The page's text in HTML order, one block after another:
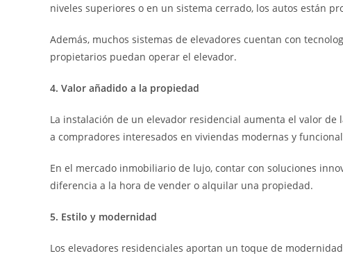
niveles superiores o en un sistema cerrado, los autos están
Además, muchos sistemas de elevadores cuentan con
propietarios puedan operar el elevador.
4. Valor añadido a la propiedad
La instalación de un elevador residencial aumenta el valor
a compradores interesados en viviendas modernas y
En el mercado inmobiliario de lujo, contar con soluciones
diferencia a la hora de vender o alquilar una propiedad.
5. Estilo y modernidad
Los elevadores residenciales aportan un toque de